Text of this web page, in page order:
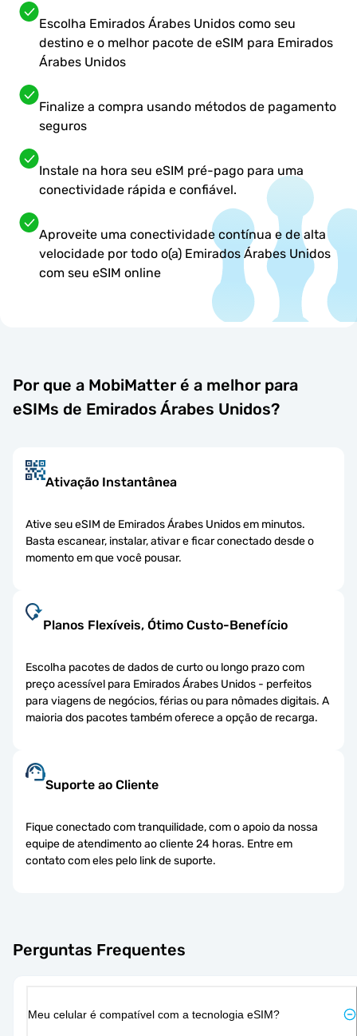
Escolha Emirados Árabes Unidos como seu
destino e o melhor pacote de eSIM para Emirados
Árabes Unidos
Finalize a compra usando métodos de pagamento
seguros
Instale na hora seu eSIM pré-pago para uma
conectividade rápida e confiável.
Aproveite uma conectividade contínua e de alta
velocidade por todo o(a) Emirados Árabes Unidos
com seu eSIM online
Por que a MobiMatter é a melhor para
eSIMs de Emirados Árabes Unidos?
Ativação Instantânea
Ative seu eSIM de Emirados Árabes Unidos em minutos.
Basta escanear, instalar, ativar e ficar conectado desde o
momento em que você pousar.
Planos Flexíveis, Ótimo Custo-Benefício
Escolha pacotes de dados de curto ou longo prazo com
preço acessível para Emirados Árabes Unidos - perfeitos
para viagens de negócios, férias ou para nômades digitais. A
maioria dos pacotes também oferece a opção de recarga.
Suporte ao Cliente
Fique conectado com tranquilidade, com o apoio da nossa
equipe de atendimento ao cliente 24 horas. Entre em
contato com eles pelo link de suporte.
Perguntas Frequentes
Meu celular é compatível com a tecnologia eSIM?